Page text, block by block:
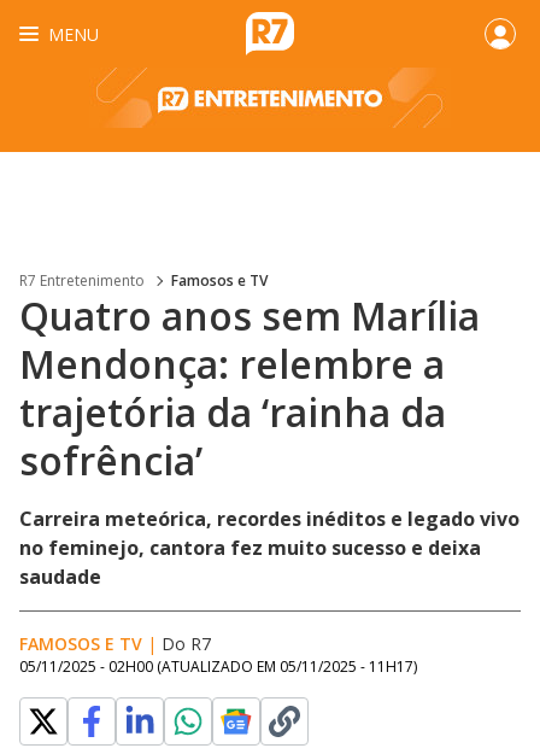
MENU
R7 Entretenimento Famosos e TV
Quatro anos sem Marília
Mendonça: relembre a
trajetória da ‘rainha da
sofrência’
Carreira meteórica, recordes inéditos e legado vivo
no feminejo, cantora fez muito sucesso e deixa
saudade
FAMOSOS E TV | Do R7
05/11/2025 - 02H00 (ATUALIZADO EM 05/11/2025 - 11H17)